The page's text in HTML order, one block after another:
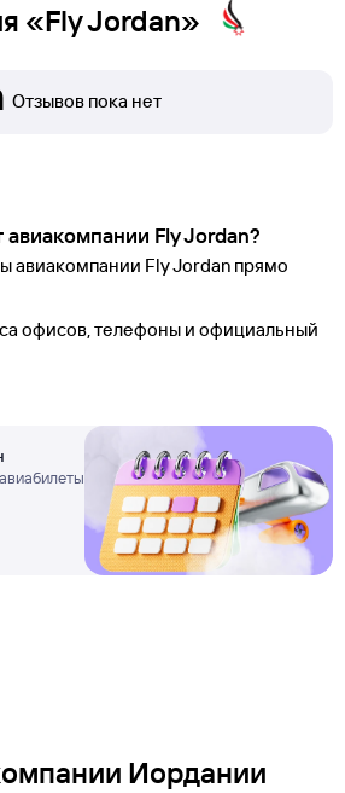
«Fly Jordan»
Отзывов пока нет
авиакомпании Fly Jordan?
авиакомпании Fly Jordan прямо
офисов, телефоны и официальный
Иордании